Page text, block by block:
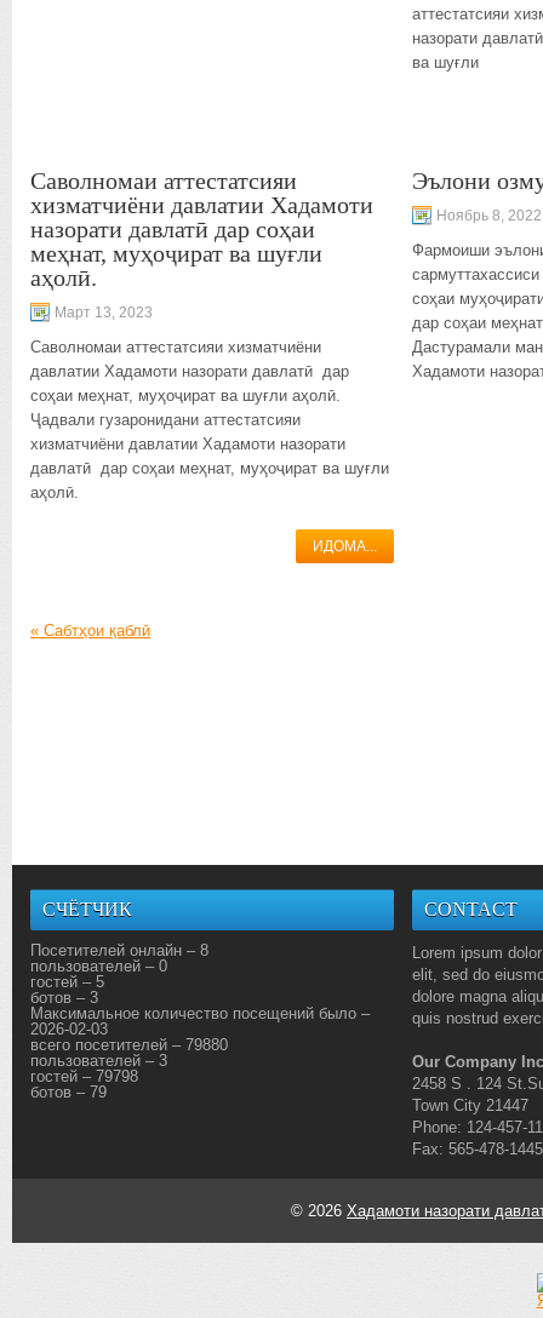
аттестатсияи
назорати
ва шуғли
Саволномаи аттестатсияи
хизматчиёни давлатии Хадамоти
назорати давлатӣ дар соҳаи
меҳнат, муҳоҷират ва шуғли
аҳолӣ.
Март 13, 2023
Саволномаи аттестатсияи хизматчиёни
давлатии Хадамоти назорати давлатӣ дар
соҳаи меҳнат, муҳоҷират ва шуғли аҳолӣ.
Ҷадвали гузаронидани аттестатсияи
хизматчиёни давлатии Хадамоти назорати
давлатӣ дар соҳаи меҳнат, муҳоҷират ва шуғли
аҳолӣ.
ИДОМА...
Эълони
Ноябрь 8, 2022
Фармоиши
соҳаи
дар соҳаи
Дастурамали
Хадамоти
« Сабтҳои қаблӣ
СЧЁТЧИК
Посетителей онлайн – 8
пользователей – 0
гостей – 5
ботов – 3
Максимальное количество посещений было –
2026-02-03
всего посетителей – 79880
пользователей – 3
гостей – 79798
ботов – 79
CONTACT
Lorem ipsum
elit, sed do
dolore magna
quis nostrud
Our Company
2458 S . 124
Town City 21447
Phone: 124-457-
Fax: 565-478-1445
© 2026 Хадамоти назорати